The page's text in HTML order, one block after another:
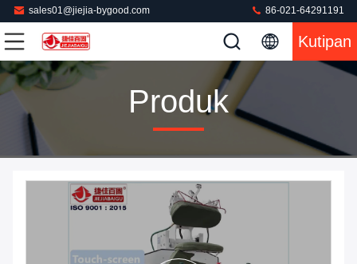
sales01@jiejia-bygood.com 86-021-64291191
Kutipan
Produk